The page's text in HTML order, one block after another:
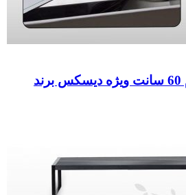
نور ال ای دی آکواریوم 60 سانت ویژه دیسکس برند